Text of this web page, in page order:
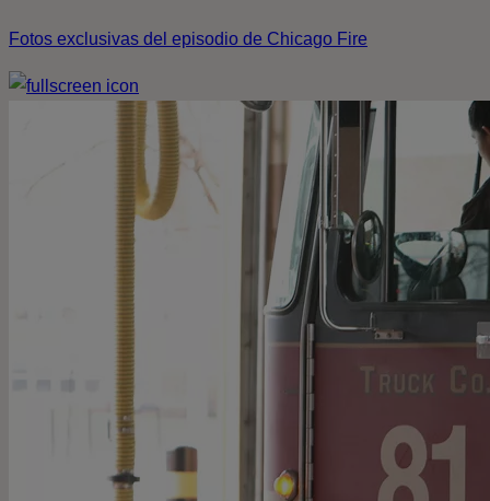
Fotos exclusivas del episodio de Chicago Fire